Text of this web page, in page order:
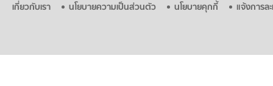
เกี่ยวกับเรา นโยบายความเป็นส่วนตัว นโยบายคุกกี้ แจ้งการล